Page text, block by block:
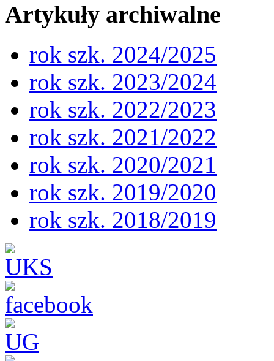
Artykuły archiwalne
rok szk. 2024/2025
rok szk. 2023/2024
rok szk. 2022/2023
rok szk. 2021/2022
rok szk. 2020/2021
rok szk. 2019/2020
rok szk. 2018/2019